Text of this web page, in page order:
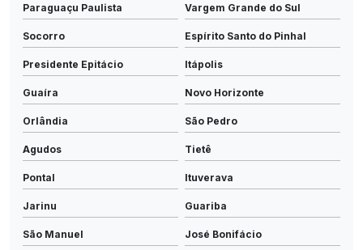
Paraguaçu Paulista Vargem Grande do Sul
Socorro Espírito Santo do Pinhal
Presidente Epitácio Itápolis
Guaíra Novo Horizonte
Orlândia São Pedro
Agudos Tietê
Pontal Ituverava
Jarinu Guariba
São Manuel José Bonifácio